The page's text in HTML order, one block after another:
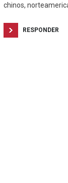
chinos,
RESPONDER